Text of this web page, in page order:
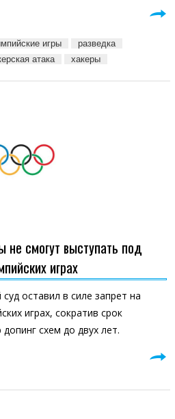
игры
разведка
атака хакеры
не смогут выступать под
играх
оставил в силе запрет на
играх, сократив срок
схем до двух лет.